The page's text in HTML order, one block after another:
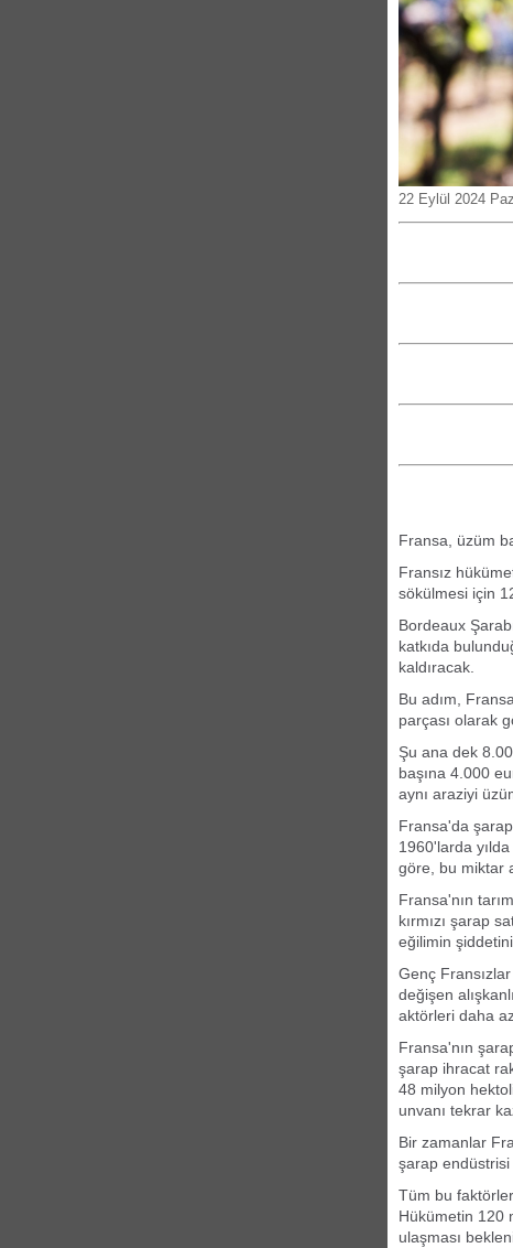
22 Eylül 2024
Fransa, üzüm
Fransız
sökülmesi için
Bordeaux
katkıda
kaldıracak.
Bu adım,
parçası olarak
Şu ana dek
başına 4.000
aynı araziyi
Fransa'da
1960'larda
göre, bu miktar
Fransa'nın
kırmızı şarap
eğilimin
Genç
değişen
aktörleri daha
Fransa'nın
şarap ihracat
48 milyon
unvanı tekrar
Bir zamanlar
şarap endüstrisi
Tüm bu
Hükümetin 120
ulaşması